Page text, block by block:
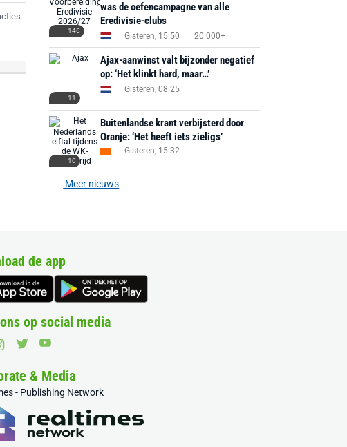
146
was de oefencampagne van alle
Eredivisie-clubs
Gisteren, 15:50 20.000+
11
Ajax-aanwinst valt bijzonder negatief
op: ‘Het klinkt hard, maar…’
Gisteren, 08:25
10
Buitenlandse krant verbijsterd door
Oranje: ‘Het heeft iets zieligs’
Gisteren, 15:32
Meer nieuws
de app
op social media
& Media
- Publishing Network